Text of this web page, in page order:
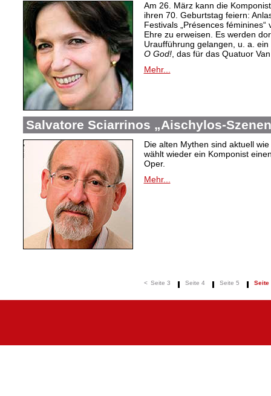
Am 26. März kann die
ihren 70. Geburtstag feiern:
Festivals „Présences
Ehre zu erweisen. Es werden
Uraufführung gelangen, u. a.
O God!, das für das Quatuor
Mehr...
Salvatore Sciarrinos „Aischylos-
Die alten Mythen sind aktuell
wählt wieder ein Komponist
Oper.
Mehr...
< Seite 3 Seite 4 Seite 5 Seite